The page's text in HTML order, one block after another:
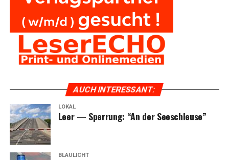
AUCH INTER­ES­SANT:
LOKAL
Leer — Sper­rung: “An der Seeschleuse”
BLAULICHT